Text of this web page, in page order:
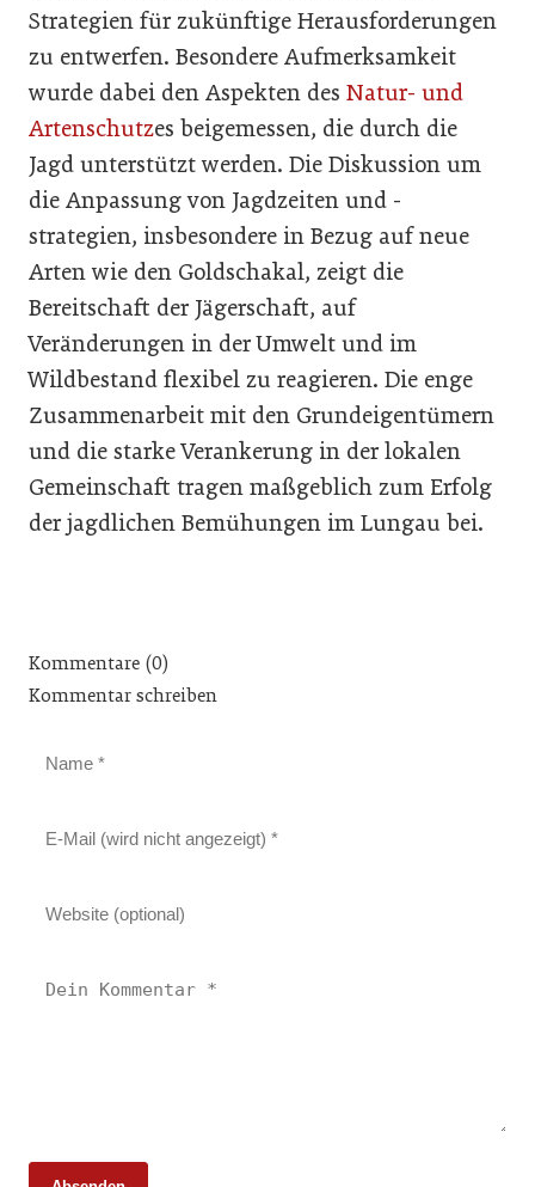
Strategien für zukünftige Herausforderungen
zu entwerfen. Besondere Aufmerksamkeit
wurde dabei den Aspekten des Natur- und
Artenschutzes beigemessen, die durch die
Jagd unterstützt werden. Die Diskussion um
die Anpassung von Jagdzeiten und -
strategien, insbesondere in Bezug auf neue
Arten wie den Goldschakal, zeigt die
Bereitschaft der Jägerschaft, auf
Veränderungen in der Umwelt und im
Wildbestand flexibel zu reagieren. Die enge
Zusammenarbeit mit den Grundeigentümern
und die starke Verankerung in der lokalen
Gemeinschaft tragen maßgeblich zum Erfolg
der jagdlichen Bemühungen im Lungau bei.
Kommentare (0)
Kommentar schreiben